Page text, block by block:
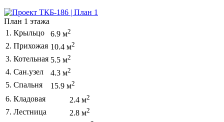
План 1 этажа
1. Крыльцо
6.9 м2
2. Прихожая 10.4 м2
3. Котельная 5.5 м2
4. Сан.узел 4.3 м2
5. Спальня 15.9 м2
6. Кладовая 2.4 м2
7. Лестница 2.8 м2